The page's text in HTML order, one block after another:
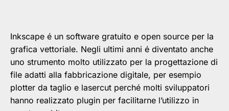
Inkscape é un software gratuito e open source per la
grafica vettoriale. Negli ultimi anni é diventato anche
uno strumento molto utilizzato per la progettazione di
file adatti alla fabbricazione digitale, per esempio
plotter da taglio e lasercut perché molti sviluppatori
hanno realizzato plugin per facilitarne l’utilizzo in